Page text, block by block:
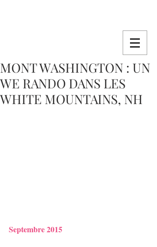
MONT WASHINGTON : UN
WE RANDO DANS LES
WHITE MOUNTAINS, NH
Septembre 2015